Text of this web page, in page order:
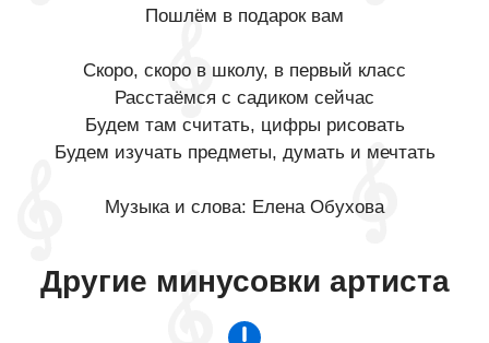
Пошлём в подарок вам
Скоро, скоро в школу, в первый класс
Расстаёмся с садиком сейчас
Будем там считать, цифры рисовать
Будем изучать предметы, думать и мечтать
Музыка и слова: Елена Обухова
Другие минусовки артиста